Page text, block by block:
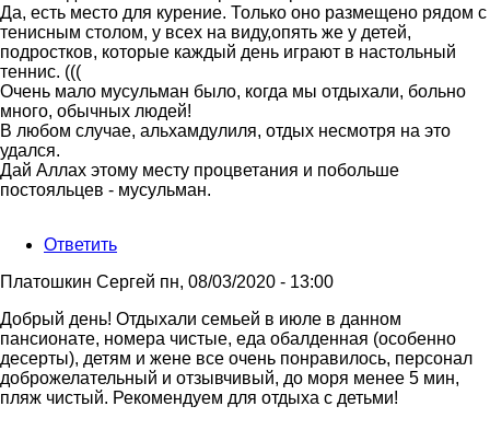
Да, есть место для курение. Только оно размещено рядом с
тенисным столом, у всех на виду,опять же у детей,
подростков, которые каждый день играют в настольный
теннис. (((
Очень мало мусульман было, когда мы отдыхали, больно
много, обычных людей!
В любом случае, альхамдулиля, отдых несмотря на это
удался.
Дай Аллах этому месту процветания и побольше
постояльцев - мусульман.
Ответить
Платошкин Сергей пн, 08/03/2020 - 13:00
Добрый день! Отдыхали семьей в июле в данном
пансионате, номера чистые, еда обалденная (особенно
десерты), детям и жене все очень понравилось, персонал
доброжелательный и отзывчивый, до моря менее 5 мин,
пляж чистый. Рекомендуем для отдыха с детьми!